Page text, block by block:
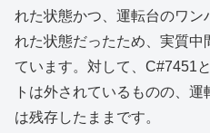
れた状態かつ、運転台のワン
れた状態だったため、実質中
ています。対して、C#7451
トは外されているものの、
は残存したままです。